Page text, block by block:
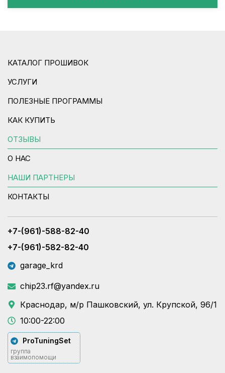
КАТАЛОГ ПРОШИВОК
УСЛУГИ
ПОЛЕЗНЫЕ ПРОГРАММЫ
КАК КУПИТЬ
ОТЗЫВЫ
О НАС
НАШИ ПАРТНЕРЫ
КОНТАКТЫ
+7-(961)-588-82-40
+7-(961)-582-82-40
garage_krd
chip23.rf@yandex.ru
Краснодар, м/р Пашковский, ул. Крупской, 96/1
10:00-22:00
ProTuningSet
группа
взаимопомощи